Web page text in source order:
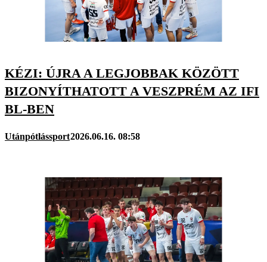
KÉZI: ÚJRA A LEGJOBBAK KÖZÖTT
BIZONYÍTHATOTT A VESZPRÉM AZ IFI
BL-BEN
Utánpótlássport2026.06.16. 08:58